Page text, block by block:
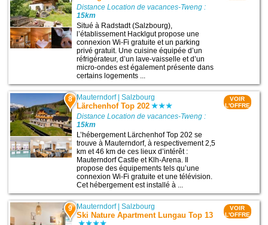
Distance Location de vacances-Tweng :
15km
Situé à Radstadt (Salzbourg),
l’établissement Hacklgut propose une
connexion Wi-Fi gratuite et un parking
privé gratuit. Une cuisine équipée d’un
réfrigérateur, d’un lave-vaisselle et d’un
micro-ondes est également présente dans
certains logements ...
8 Mauterndorf|Salzbourg
Lärchenhof Top 202
Distance Location de vacances-Tweng :
15km
L’hébergement Lärchenhof Top 202 se
trouve à Mauterndorf, à respectivement 2,5
km et 46 km de ces lieux d’intérêt :
Mauterndorf Castle et Klh-Arena. Il
propose des équipements tels qu’une
connexion Wi-Fi gratuite et une télévision.
Cet hébergement est installé à ...
VOIR
L'OFFRE
9 Mauterndorf|Salzbourg
Ski Nature Apartment Lungau Top 13
VOIR
L'OFFRE